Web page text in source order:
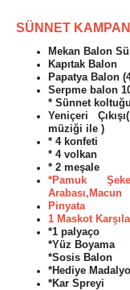
SÜNNET
Mekan Balon
Kapıtak Balon
Papatya Balon
Serpme balon
* Sünnet
Yeniçeri
müziği ile )
* 4 konfeti
* 4 volkan
* 2 meşale
*Pamuk
Arabası,Macun
Pinyata
1 Maskot
*1 palyaço
*Yüz Boyama
*Sosis Balon
*Hediye
*Kar Spreyi